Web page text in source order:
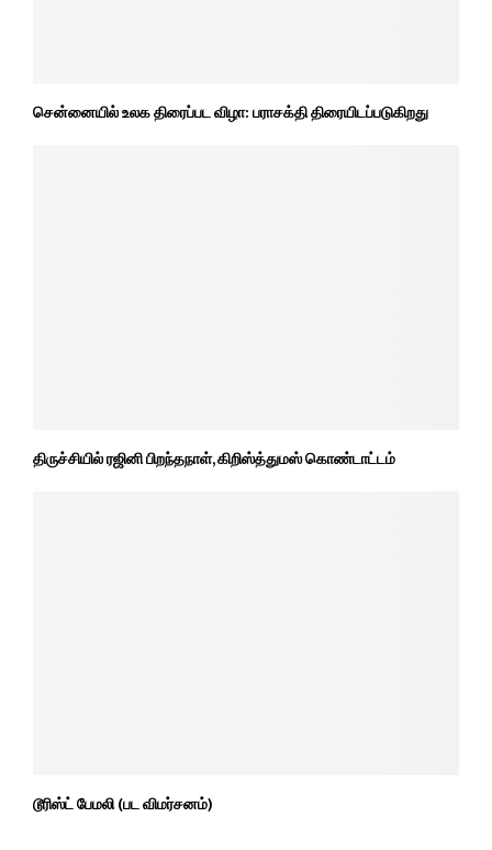
சென்னையில் உலக திரைப்பட விழா: பராசக்தி திரையிடப்படுகிறது
திருச்சியில் ரஜினி பிறந்தநாள், கிறிஸ்த்துமஸ் கொண்டாட்டம்
டூரிஸ்ட் பேமலி (பட விமர்சனம்)